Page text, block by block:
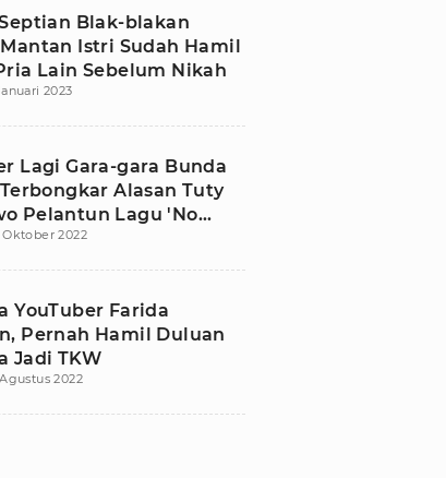
Blak-blakan
Istri Sudah Hamil
Lain Sebelum Nikah
2023
Lagi Gara-gara Bunda
Alasan Tuty
Pelantun Lagu 'No
Vakum
Oktober 2022
YouTuber Farida
Pernah Hamil Duluan
Jadi TKW
2022